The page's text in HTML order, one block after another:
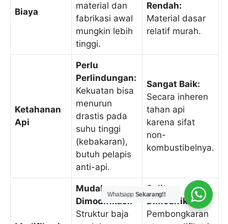
Biaya
material dan
fabrikasi awal
mungkin lebih
tinggi.
Rendah:
Material dasar
relatif murah.
Ketahanan
Api
Perlu
Perlindungan:
Kekuatan bisa
menurun
drastis pada
suhu tinggi
(kebakaran),
butuh pelapis
anti-api.
Sangat Baik:
Secara inheren
tahan api
karena sifat
non-
kombustibelnya.
Mudah
Dimodifikasi:
Struktur baja
Sulit
Dimodifikasi:
Pembongkaran
Whatsapp Sekarang!!